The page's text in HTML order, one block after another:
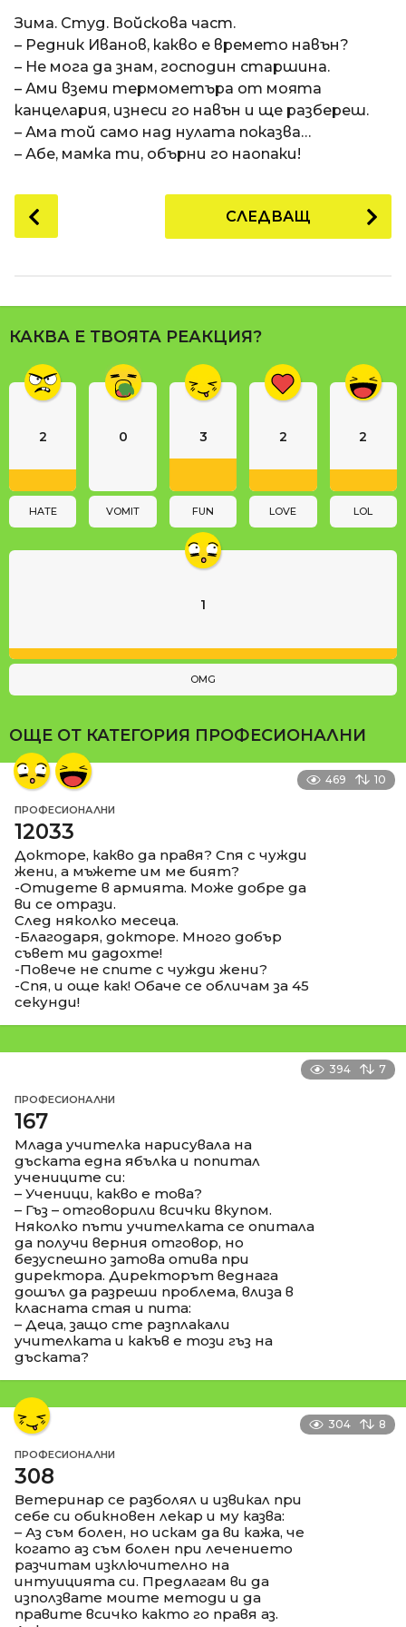
п
р
е
д
и
1
8
о
и
п
е
t
Зима. Студ. Войскова част.
– Редник Иванов, какво е времето навън?
– Не мога да знам, господин старшина.
– Ами вземи термометъра от моята
канцелария, изнеси го навън и ще разбереш.
– Ама той само над нулата показва…
– Абе, мамка ти, обърни го наопаки!
o
P
a
g
n
i
o
СЛЕДВАЩ
КАКВА Е ТВОЯТА РЕАКЦИЯ?
2
HATE
0
VOMIT
3
FUN
2
LOVE
2
LOL
1
OMG
ОЩЕ ОТ КАТЕГОРИЯ ПРОФЕСИОНАЛНИ
469 10
ПРОФЕСИОНАЛНИ
12033
Докторе, какво да правя? Спя с чужди
жени, а мъжете им ме бият?
-Отидете в армията. Може добре да
ви се отрази.
След няколко месеца.
-Благодаря, докторе. Много добър
съвет ми дадохте!
-Повече не спите с чужди жени?
-Спя, и още как! Обаче се обличам за 45
секунди!
394 7
ПРОФЕСИОНАЛНИ
167
Млада учителка нарисувала на
дъската една ябълка и попитал
учениците си:
– Ученици, какво е това?
– Гъз – отговорили всички вкупом.
Няколко пъти учителката се опитала
да получи верния отговор, но
безуспешно затова отива при
директора. Директорът веднага
дошъл да разреши проблема, влиза в
класната стая и пита:
– Деца, защо сте разплакали
учителката и какъв е този гъз на
дъската?
304 8
ПРОФЕСИОНАЛНИ
308
Ветеринар се разболял и извикал при
себе си обикновен лекар и му казва:
– Аз съм болен, но искам да ви кажа, че
когато аз съм болен при лечението
разчитам изключително на
интуицията си. Предлагам ви да
използвате моите методи и да
правите всичко както го правя аз.